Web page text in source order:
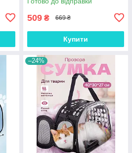
та жорстким дном
509 ₴ 669 ₴
Купити
–24%